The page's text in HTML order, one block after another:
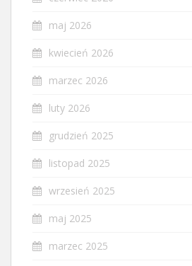
maj 2026
kwiecień 2026
marzec 2026
luty 2026
grudzień 2025
listopad 2025
wrzesień 2025
maj 2025
marzec 2025